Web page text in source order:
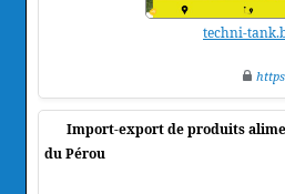
techni-
https
Import-export de produits
du Pérou